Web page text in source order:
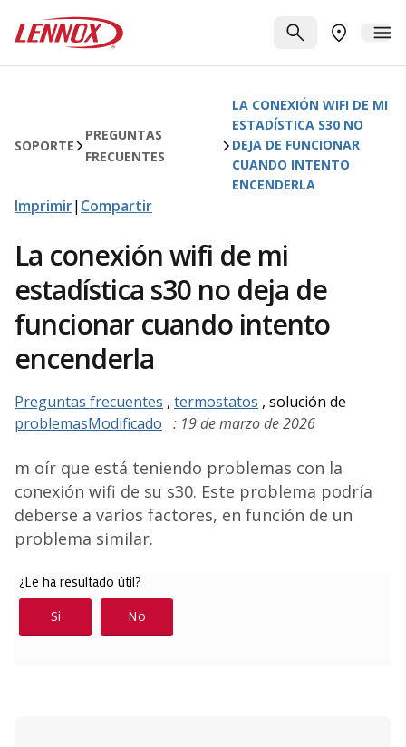
Lennox
BUSCARBUSCAR
SOPORTE
PREGUNTAS
FRECUENTES
LA CONEXIÓN WIFI DE MI
ESTADÍSTICA S30 NO
DEJA DE FUNCIONAR
CUANDO INTENTO
ENCENDERLA
Imprimir| Compartir
La conexión wifi de mi
estadística s30 no deja de
funcionar cuando intento
encenderla
Preguntas frecuentes , termostatos , solución de
problemasModificado : 19 de marzo de 2026
m oír que está teniendo problemas con la
conexión wifi de su s30. Este problema podría
deberse a varios factores, en función de un
problema similar.